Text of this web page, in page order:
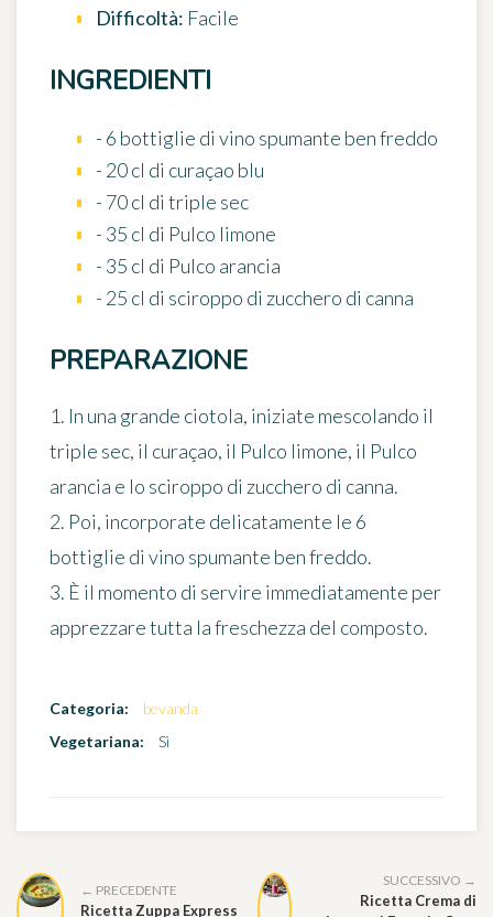
Difficoltà: Facile
INGREDIENTI
- 6 bottiglie di vino spumante ben freddo
- 20 cl di curaçao blu
- 70 cl di triple sec
- 35 cl di Pulco limone
- 35 cl di Pulco arancia
- 25 cl di sciroppo di zucchero di canna
PREPARAZIONE
1. In una grande ciotola, iniziate mescolando il
triple sec, il curaçao, il Pulco limone, il Pulco
arancia e lo sciroppo di zucchero di canna.
2. Poi, incorporate delicatamente le 6
bottiglie di vino spumante ben freddo.
3. È il momento di servire immediatamente per
apprezzare tutta la freschezza del composto.
Categoria:
bevanda
Vegetariana:
Sì
← PRECEDENTE
Ricetta Zuppa Express
SUCCESSIVO →
Ricetta Crema di